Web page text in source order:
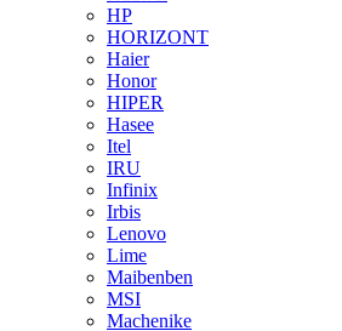
HP
HORIZONT
Haier
Honor
HIPER
Hasee
Itel
IRU
Infinix
Irbis
Lenovo
Lime
Maibenben
MSI
Machenike